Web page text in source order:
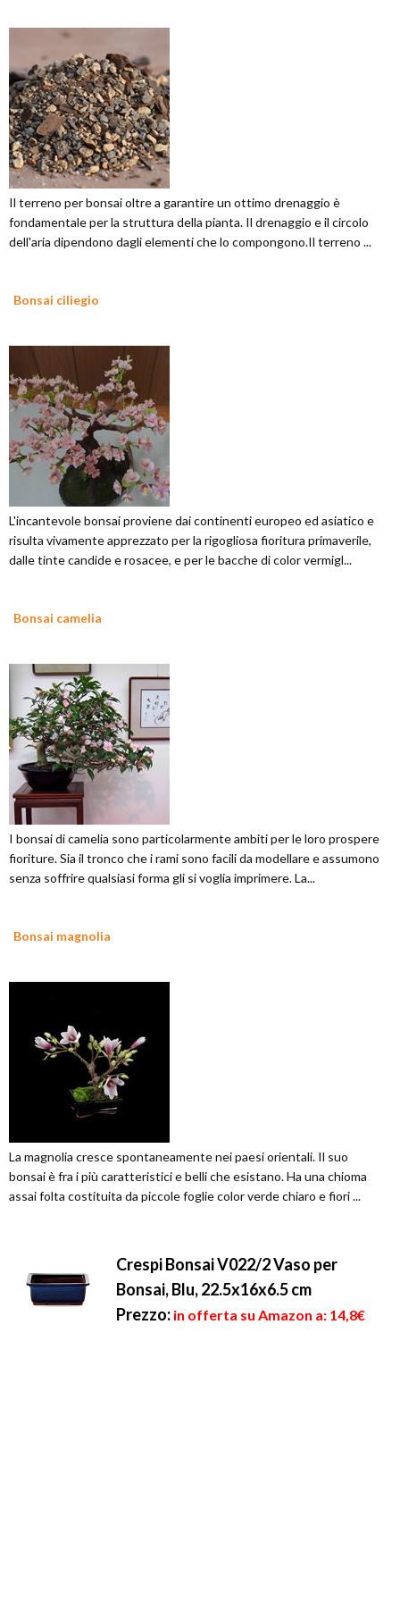
Il terreno per bonsai oltre a garantire un ottimo drenaggio è
fondamentale per la struttura della pianta. Il drenaggio e il circolo
dell'aria dipendono dagli elementi che lo compongono.Il terreno ...
Bonsai ciliegio
L'incantevole bonsai proviene dai continenti europeo ed asiatico e
risulta vivamente apprezzato per la rigogliosa fioritura primaverile,
dalle tinte candide e rosacee, e per le bacche di color vermigl...
Bonsai camelia
I bonsai di camelia sono particolarmente ambiti per le loro prospere
fioriture. Sia il tronco che i rami sono facili da modellare e assumono
senza soffrire qualsiasi forma gli si voglia imprimere. La...
Bonsai magnolia
La magnolia cresce spontaneamente nei paesi orientali. Il suo
bonsai è fra i più caratteristici e belli che esistano. Ha una chioma
assai folta costituita da piccole foglie color verde chiaro e fiori ...
Crespi Bonsai V022/2 Vaso per
Bonsai, Blu, 22.5x16x6.5 cm
Prezzo: in offerta su Amazon a: 14,8€